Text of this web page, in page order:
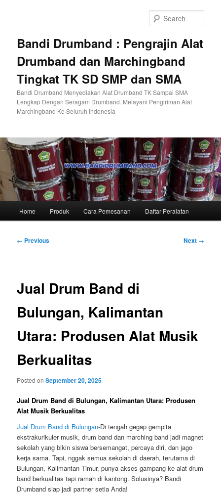
Bandi Drumband : Pengrajin Alat
Drumband dan Marchingband
Tingkat TK SD SMP dan SMA
Bandi Drumband Menyediakan Alat Drumband TK Sampai SMA
Lengkap Dengan Seragam Drumband. Melayani Pengiriman Alat
Marchingband Ke Seluruh Indonesia
Home Produk Cara Pemesanan Daftar Peralatan
Post
← Previous Next →
Jual Drum Band di
Bulungan, Kalimantan
Utara: Produsen Alat Musik
Berkualitas
Posted onSeptember 20, 2025
Jual Drum Band di Bulungan, Kalimantan Utara: Produsen
Alat Musik Berkualitas
Jual Drum Band di Bulungan-Di tengah gegap gempita
ekstrakurikuler musik, drum band dan marching band jadi magnet
sekolah yang bikin siswa bersemangat, percaya diri, dan jago
kerja sama. Tapi, nggak semua sekolah di daerah, terutama di
Bulungan, Kalimantan Timur, punya akses gampang ke alat drum
band berkualitas tapi ramah di kantong. Solusinya? Bandi
Drumband siap jadi partner setia Anda!